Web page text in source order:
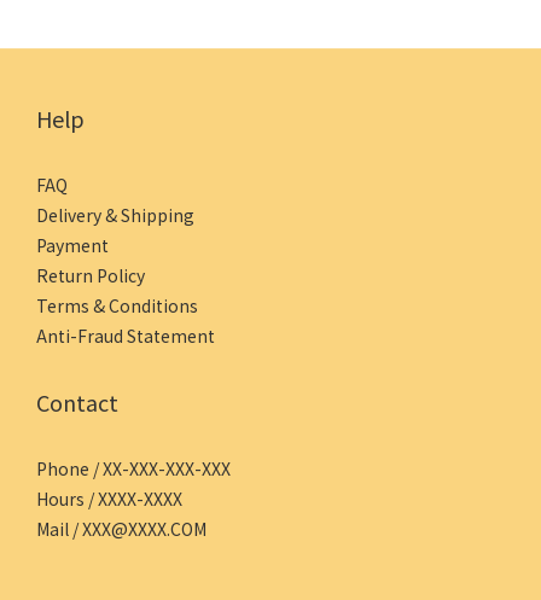
Help
FAQ
Delivery & Shipping
Payment
Return Policy
Terms & Conditions
Anti-Fraud Statement
Contact
Phone / XX-XXX-XXX-XXX
Hours / XXXX-XXXX
Mail / XXX@XXXX.COM